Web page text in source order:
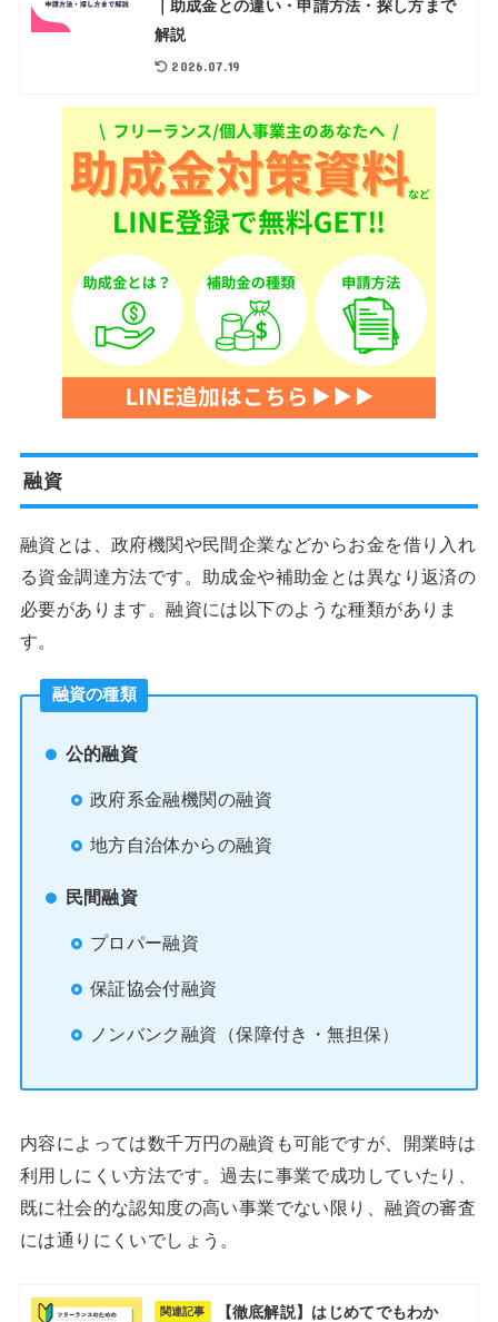
｜助成金との違い・申請方法・探し方まで
解説
2026.07.19
融資
融資とは、政府機関や民間企業などからお金を借り入れ
る資金調達方法です。助成金や補助金とは異なり返済の
必要があります。融資には以下のような種類がありま
す。
融資の種類
公的融資
政府系金融機関の融資
地方自治体からの融資
民間融資
プロパー融資
保証協会付融資
ノンバンク融資（保障付き・無担保）
内容によっては数千万円の融資も可能ですが、開業時は
利用しにくい方法です。過去に事業で成功していたり、
既に社会的な認知度の高い事業でない限り、融資の審査
には通りにくいでしょう。
関連記事
【徹底解説】はじめてでもわか